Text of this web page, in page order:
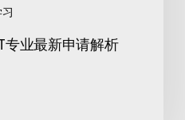
专业最新申请解析